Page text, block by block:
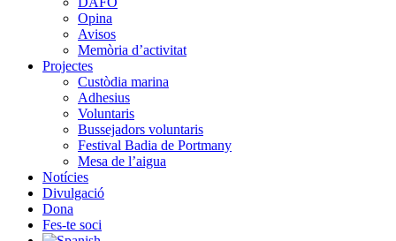
Opina
Avisos
Memòria d’activitat
Projectes
Custòdia marina
Adhesius
Voluntaris
Bussejadors voluntaris
Festival Badia de Portmany
Mesa de l’aigua
Notícies
Divulgació
Dona
Fes-te soci